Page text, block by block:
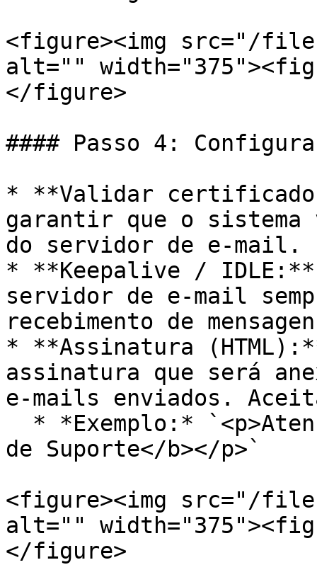
<figure><img src="/files/
alt=""
</figure>
#### Passo 4:
* **Validar certificado
garantir que o
do servidor de e-mail.
* **Keepalive / IDLE:**
servidor de e-mail
recebimento de
* **Assinatura
assinatura que será
e-mails enviados.
de Suporte</b></p>`
<figure><img src="/files/
alt=""
</figure>